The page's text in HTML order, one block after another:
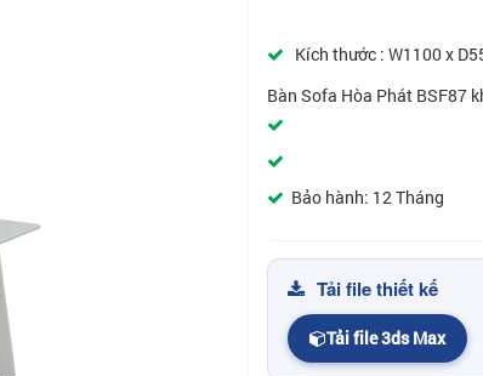
Kích thước : W1100 x
Bàn Sofa Hòa Phát BSF87
Bảo hành: 12 Tháng
Tải file thiết kế
Tải file 3ds Max